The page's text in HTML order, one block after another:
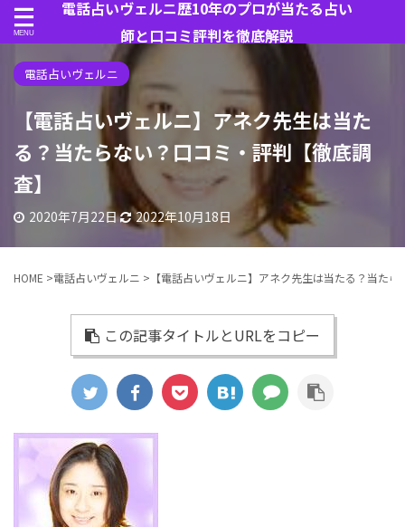
電話占いヴェルニ歴10年のプロが当たる占い
師と口コミ評判を徹底解説
電話占いヴェルニ
【電話占いヴェルニ】アネク先生は当た
る？当たらない？口コミ・評判【徹底調
査】
2020年7月22日 2022年10月18日
HOME >電話占いヴェルニ > 【電話占いヴェルニ】アネク先生は当たる？当た
この記事タイトルとURLをコピー